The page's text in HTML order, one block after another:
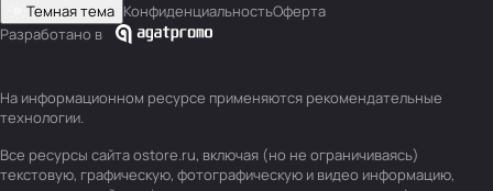
Темная тема КонфиденциальностьОферта
Разработано в
На информационном ресурсе применяются рекомендательные
технологии.
Все ресурсы сайта ostore.ru, включая (но не ограничиваясь)
текстовую, графическую, фотографическую и видео информацию,